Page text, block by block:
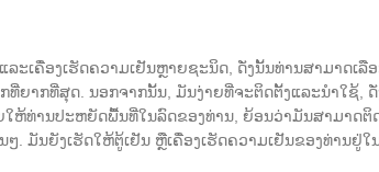
ະເຄື່ອງເຮັດຄວາມເຢັນຫຼາຍຊະນິດ, ດັ່ງນັ້ນທ່ານສາມາດເ
າກທີ່ສຸດ. ນອກຈາກນັ້ນ, ມັນງ່າຍທີ່ຈະຕິດຕັ້ງແລະນໍາໃຊ້,
ຫ້ທ່ານປະຫຍັດພື້ນທີ່ໃນລົດຂອງທ່ານ, ຍ້ອນວ່າມັນສາມາດ
ມັນຍັງເຮັດໃຫ້ຕູ້ເຢັນ ຫຼືເຄື່ອງເຮັດຄວາມເຢັນຂອງທ່ານຢູ່